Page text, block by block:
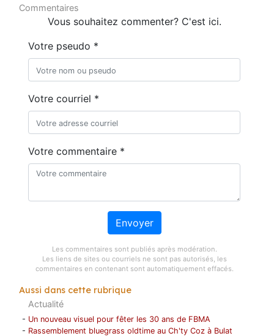
Commentaires
Vous souhaitez commenter? C'est ici.
Votre pseudo *
Votre courriel *
Votre commentaire *
Envoyer
Les commentaires sont publiés après modération.
Les liens de sites ou courriels ne sont pas autorisés, les
commentaires en contenant sont automatiquement effacés.
Aussi dans cette rubrique
Actualité
- Un nouveau visuel pour fêter les 30 ans de FBMA
- Rassemblement bluegrass oldtime au Ch'ty Coz à Bulat